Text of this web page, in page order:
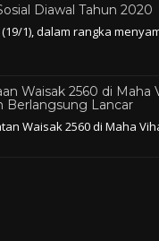
Diawal Tahun 2020
1), dalam rangka
Waisak 2560 di Maha
Berlangsung Lancar
Waisak 2560 di Maha